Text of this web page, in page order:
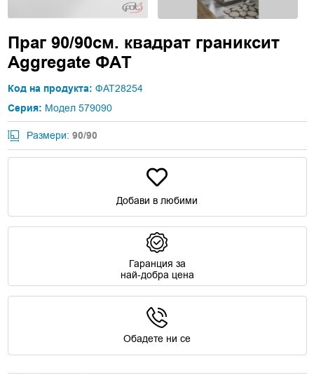
Праг 90/90см. квадрат граниксит
Aggregate ФАТ
Код на продукта: ФАТ28254
Серия: Модел 579090
Размери: 90/90
Добави в любими
Гаранция за
най-добра цена
Обадете ни се